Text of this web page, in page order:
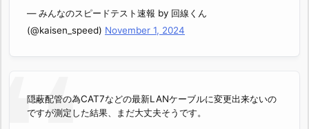
— みんなのスピードテスト速報 by 回線くん
(@kaisen_speed) November 1, 2024
隠蔽配管の為CAT7などの最新LANケーブルに変更出来ないの
ですが測定した結果、まだ大丈夫そうです。